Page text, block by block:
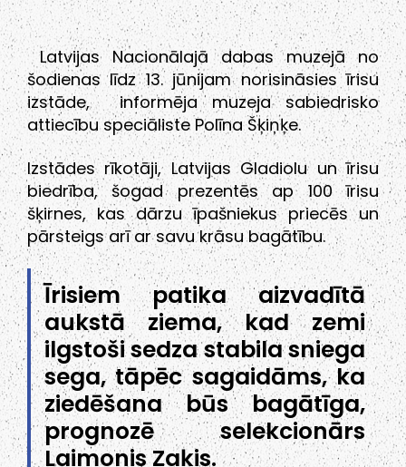
Latvijas Nacionālajā dabas muzejā no
šodienas līdz 13. jūnijam norisināsies īrisu
izstāde, informēja muzeja sabiedrisko
attiecību speciāliste Polīna Šķiņķe.
Izstādes rīkotāji, Latvijas Gladiolu un īrisu
biedrība, šogad prezentēs ap 100 īrisu
šķirnes, kas dārzu īpašniekus priecēs un
pārsteigs arī ar savu krāsu bagātību.
Īrisiem patika aizvadītā
aukstā ziema, kad zemi
ilgstoši sedza stabila sniega
sega, tāpēc sagaidāms, ka
ziedēšana būs bagātīga,
prognozē selekcionārs
Laimonis Zaķis.